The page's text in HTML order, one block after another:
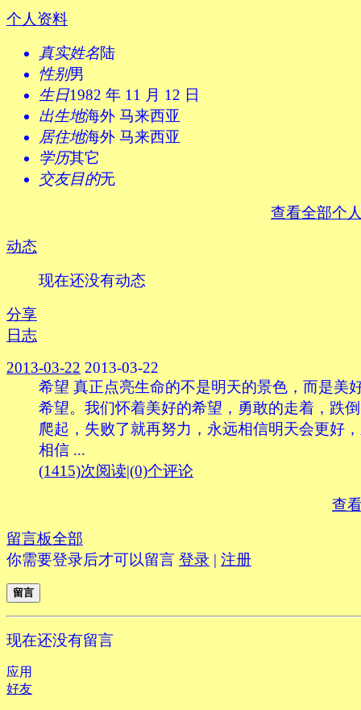
个人资料
真实姓名陆
性别男
生日1982 年 11 月 12 日
出生地海外 马来西亚
居住地海外 马来西亚
学历其它
交友目的无
查看全部个
动态
现在还没有动态
分享
日志
2013-03-22 2013-03-22
希望 真正点亮生命的不是明天的景色，而是美
希望。我们怀着美好的希望，勇敢的走着，跌
爬起，失败了就再努力，永远相信明天会更好
相信 ...
(1415)次阅读|(0)个评论
查
留言板全部
你需要登录后才可以留言 登录 | 注册
留言
现在还没有留言
应用
好友